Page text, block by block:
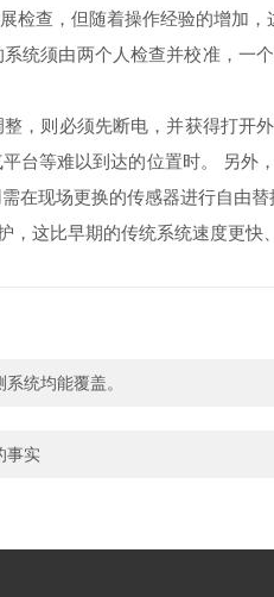
检查，但随着操作经验的增加
统须由两个人检查并校准，一
，则必须先断电，并获得打开
台等难以到达的位置时。 另
在现场更换的传感器进行自由替
，这比早期的传统系统速度更快
统均能覆盖。
事实